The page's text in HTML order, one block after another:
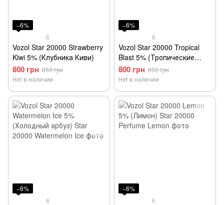
−6%
6
Vozol Star 20000 Strawberry
Kiwi 5% (Клубника Киви)
800 грн 850 грн
Нет в наличии
−6%
6
Vozol Star 20000 Tropical
Blast 5% (Тропические
фрукты)
800 грн 850 грн
Нет в наличии
−6%
6
−6%
6